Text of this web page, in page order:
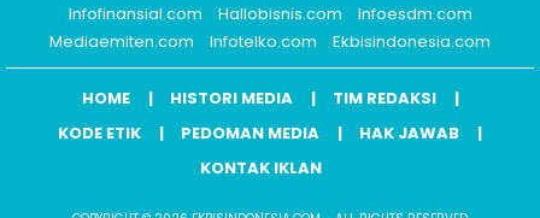
Infofinansial.com
Hallobisnis.com
Infoesdm.com
Mediaemiten.com
Infotelko.com Ekbisindonesia.com
HOME HISTORI MEDIA
TIM REDAKSI
KODE ETIK
PEDOMAN MEDIA
HAK JAWAB
KONTAK IKLAN